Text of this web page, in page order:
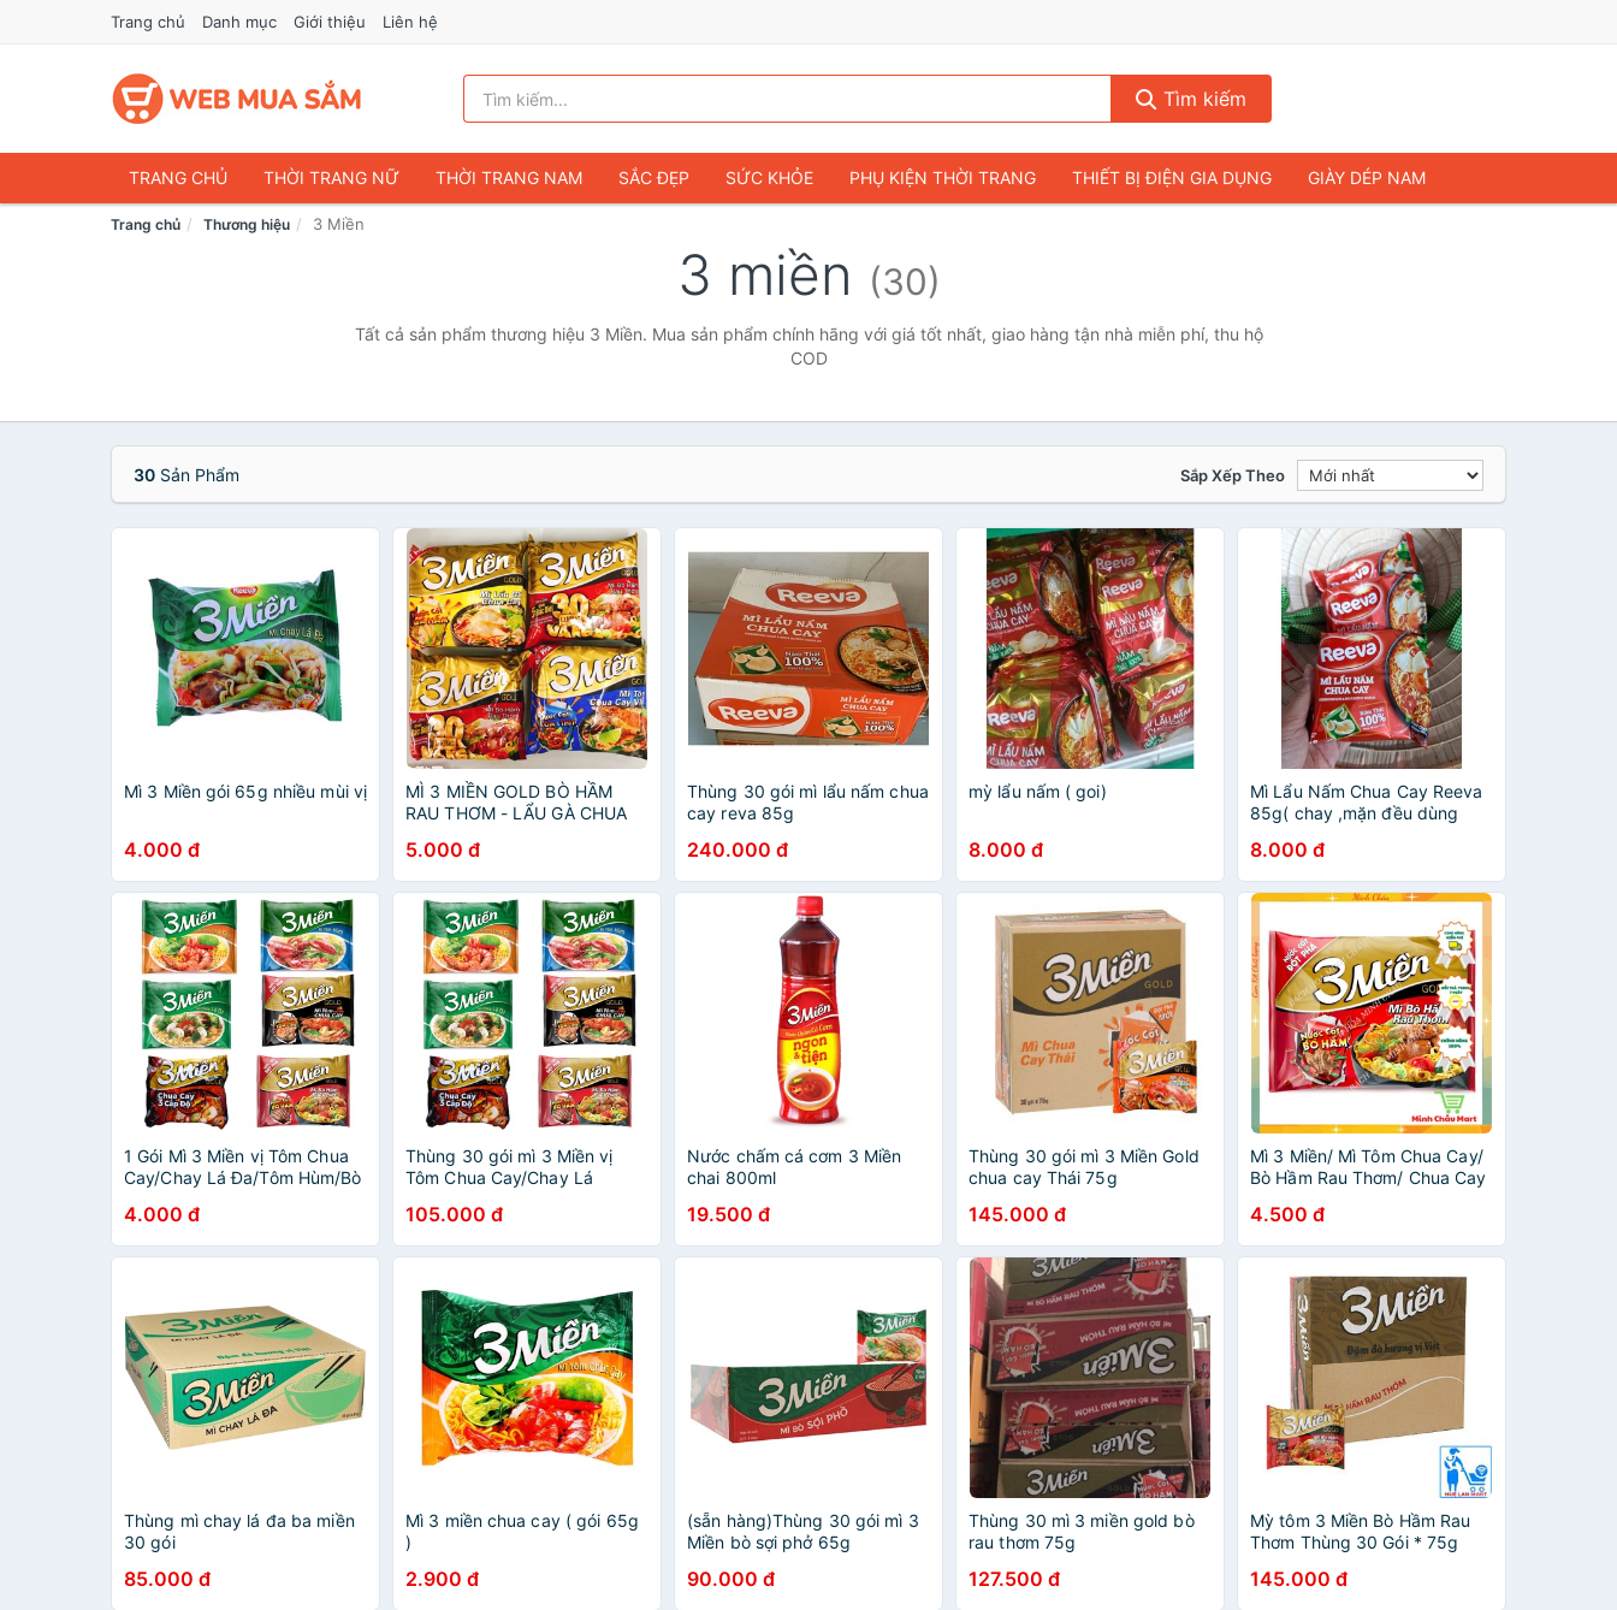
Trang chủ Danh mục Giới thiệu Liên hệ
Tìm kiếm
TRANG CHỦ THỜI TRANG NỮ THỜI TRANG NAM SẮC ĐẸP SỨC KHỎE PHỤ KIỆN THỜI TRANG THIẾT BỊ ĐIỆN GIA DỤNG GIÀY DÉP NAM
ĐIỆN THOẠI & PHỤ KIỆN DU LỊCH & HÀNH LÝ
THỜI TRANG TRẺ EM & TRẺ SƠ SINH GAMING & CONSOLE
VĂN PHÒNG PHẨM SỞ THÍCH & SƯU TẦM Ô TÔ MÔ TÔ, XE MÁY SÁCH & TẠP CHÍ MÁY TÍNH & LAPTOP
Trang chủ Thương hiệu 3 Miền
3 miền (30)
Tất cả sản phẩm thương hiệu 3 Miền. Mua sản phẩm chính hãng với giá tốt nhất, giao hàng tận nhà miễn phí, thu hộ
COD
30 Sản Phẩm Sắp Xếp Theo
Mì 3 Miền gói 65g nhiều mùi vị
4.000 đ
MÌ 3 MIỀN GOLD BÒ HẦM
RAU THƠM - LẨU GÀ CHUA
5.000 đ
Thùng 30 gói mì lẩu nấm chua
cay reva 85g
240.000 đ
mỳ lẩu nấm ( goi)
8.000 đ
Mì Lẩu Nấm Chua Cay Reeva
85g( chay ,mặn đều dùng
8.000 đ
1 Gói Mì 3 Miền vị Tôm Chua
Cay/Chay Lá Đa/Tôm Hùm/Bò
4.000 đ
Thùng 30 gói mì 3 Miền vị
Tôm Chua Cay/Chay Lá
Cay 3 Cấp Độ
105.000 đ
Nước chấm cá cơm 3 Miền
chai 800ml
19.500 đ
Thùng 30 gói mì 3 Miền Gold
chua cay Thái 75g
145.000 đ
Mì 3 Miền/ Mì Tôm Chua Cay/
Bò Hầm Rau Thơm/ Chua Cay
4.500 đ
Thùng mì chay lá đa ba miền
30 gói
85.000 đ
Mì 3 miền chua cay ( gói 65g
)
2.900 đ
(sẵn hàng)Thùng 30 gói mì 3
Miền bò sợi phở 65g
90.000 đ
Thùng 30 mì 3 miền gold bò
rau thơm 75g
127.500 đ
Mỳ tôm 3 Miền Bò Hầm Rau
Thơm Thùng 30 Gói * 75g
145.000 đ